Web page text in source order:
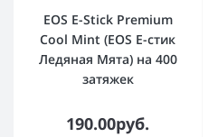
EOS E-Stick Premium
Cool Mint (EOS Е-стик
Ледяная Мята) на 400
затяжек
190.00руб.